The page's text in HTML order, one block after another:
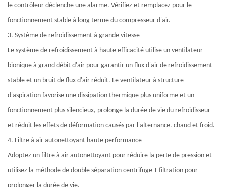
le contrôleur déclenche une alarme. Vérifiez et remplacez pour le
fonctionnement stable à long terme du compresseur d'air.
3. Système de refroidissement à grande vitesse
Le système de refroidissement à haute efficacité utilise un ventilateur
bionique à grand débit d'air pour garantir un flux d'air de refroidissement
stable et un bruit de flux d'air réduit. Le ventilateur à structure
d'aspiration favorise une dissipation thermique plus uniforme et un
fonctionnement plus silencieux, prolonge la durée de vie du refroidisseur
et réduit les effets de déformation causés par l'alternance. chaud et froid.
4. Filtre à air autonettoyant haute performance
Adoptez un filtre à air autonettoyant pour réduire la perte de pression et
utilisez la méthode de double séparation centrifuge + filtration pour